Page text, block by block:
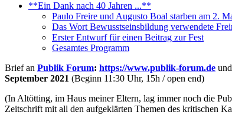
**Ein Dank nach 40 Jahren ...**
Paulo Freire und Augusto Boal starben am 2.
Das Wort Bewusstseinsbildung verwendete
Erster Entwurf für einen Beitrag zur Fest
Gesamtes Programm
Brief an Publik Forum: https://www.publik-forum.de
September 2021 (Beginn 11:30 Uhr, 15h / open end)
(In Altötting, im Haus meiner Eltern, lag immer noch die
Zeitschrift mit all den aufgeklärten Themen des kritischen